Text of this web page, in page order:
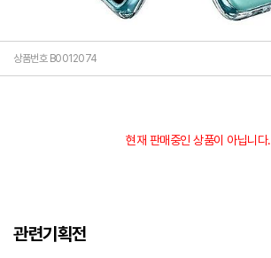
상품번호 B0012074
현재 판매중인 상품이 아닙니다.
관련기획전